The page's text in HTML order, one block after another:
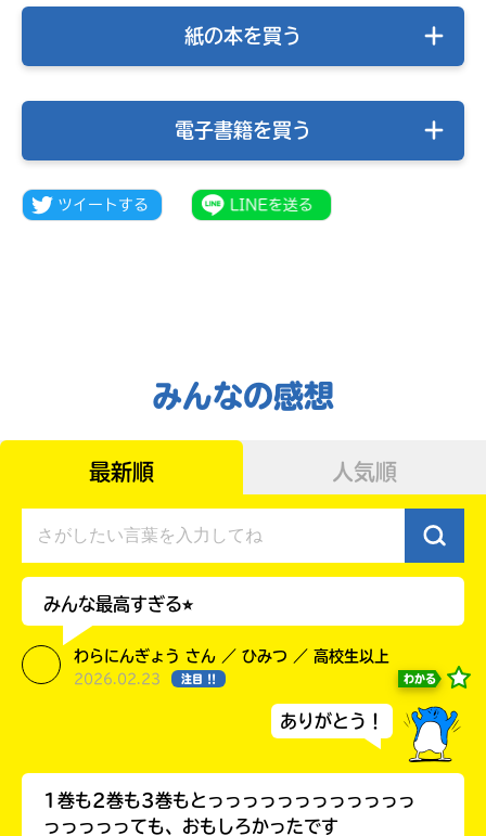
いろんな動画が
みんなの絵が
見られる
紙の本を買う
電子書籍を買う
みんなの感想
最新順 人気順
みんな最高すぎる⭐︎
わらにんぎょう さん ／ ひみつ ／ 高校生以上
2026.02.23 注目 !! わかる
ありがとう！
1巻も2巻も3巻もとっっっっっっっっっっっっ
っっっっっても、おもしろかったです